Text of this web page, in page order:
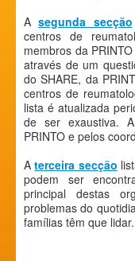
Asegunda secção
centros de
membros da
através de um
do SHARE, da
centros de
lista é atualizada
de ser exaustiva.
PRINTO e pelos
Aterceira secção
podem ser
principal destas
problemas do
famílias têm que lidar.